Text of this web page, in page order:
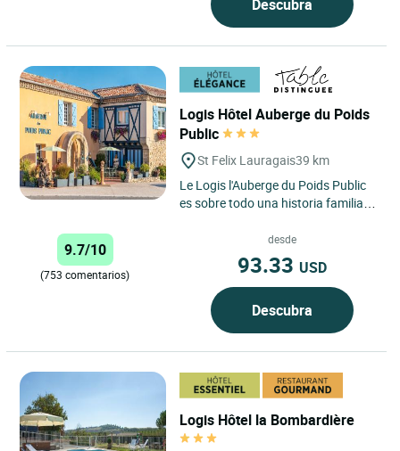
Descubra
Logis Hôtel Auberge du Poids
Public
St Felix Lauragais39 km
Le Logis l'Auberge du Poids Public
es sobre todo una historia familiar.
9.7/10
(753 comentarios)
desde
93.33 USD
Descubra
Logis Hôtel la Bombardière